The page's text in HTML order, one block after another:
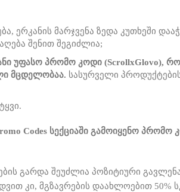
ერკანის მარჯვენა ზედა კუთხეში
შენით შეგიძლია;
უფასო პრომო კოდი (ScrollxGlovo),
მცდელობაა. სასურველი
Codes სექციაში გამოიყენო პრომო
გარდა შეუძლია პოზიტიური
კი, მგზავრების დაახლოებით 50%